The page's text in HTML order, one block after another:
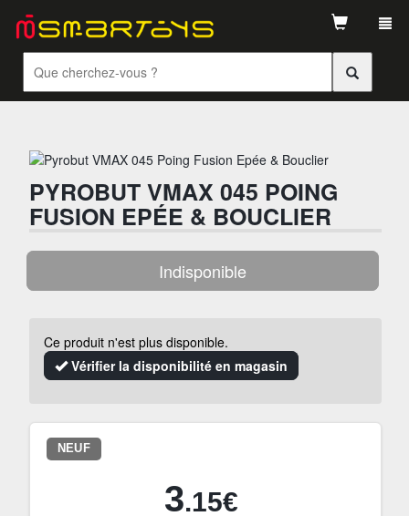
PYROBUT VMAX 045 POING
FUSION EPÉE & BOUCLIER
Indisponible
Ce produit n'est plus disponible.
Vérifier la disponibilité en magasin
NEUF
3.15€